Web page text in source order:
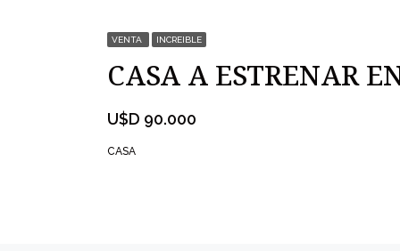
VENTA INCREIBLE
U$D 90.000
CASA